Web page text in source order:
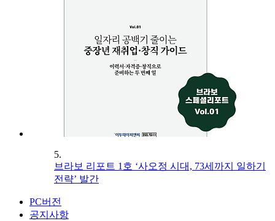
5.
브라보 리포트 1호 ‘사오정 시대, 73세까지 일하기
전략’ 발간
PC버전
공지사항